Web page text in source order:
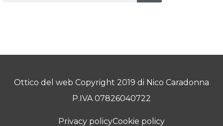
Ottico del web Copyright 2019 di Nico Caradonna
P.IVA 07826040722
Privacy policyCookie policy